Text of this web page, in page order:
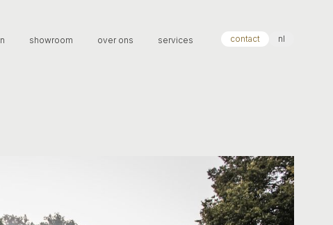
showroom over ons services contact nl